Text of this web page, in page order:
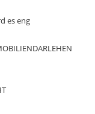
es eng